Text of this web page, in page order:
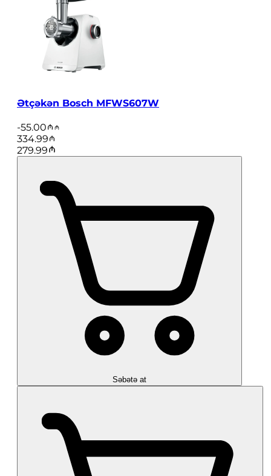
Ətçəkən Bosch MFWS607W
-55.00
334.99
279.99
Səbətə at